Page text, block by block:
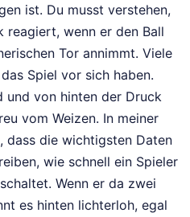
ist. Du musst verstehen,
reagiert, wenn er den Ball
Tor annimmt. Viele
Spiel vor sich haben.
und von hinten der Druck
vom Weizen. In meiner
dass die wichtigsten Daten
wie schnell ein Spieler
Wenn er da zwei
es hinten lichterloh, egal